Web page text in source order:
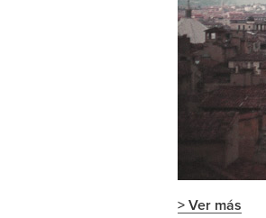
> Ver más